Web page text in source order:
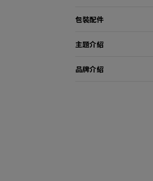
包裝配件
主題介紹
品牌介紹